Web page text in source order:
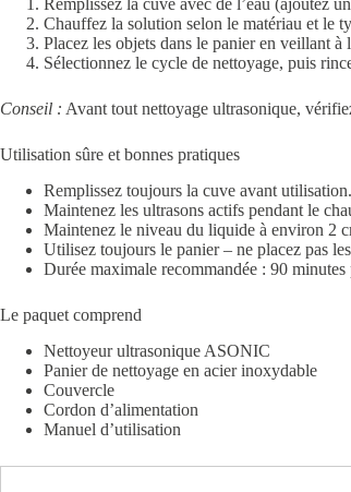
Remplissez la cuve avec de l’eau (ajoutez
Chauffez la solution selon le matériau et le
Placez les objets dans le panier en veillant
Sélectionnez le cycle de nettoyage, puis
Conseil : Avant tout nettoyage ultrasonique,
Utilisation sûre et bonnes pratiques
Remplissez toujours la cuve avant utilisation.
Maintenez les ultrasons actifs pendant le
Maintenez le niveau du liquide à environ 2
Utilisez toujours le panier – ne placez pas
Durée maximale recommandée : 90 minutes
Le paquet comprend
Nettoyeur ultrasonique ASONIC
Panier de nettoyage en acier inoxydable
Couvercle
Cordon d’alimentation
Manuel d’utilisation